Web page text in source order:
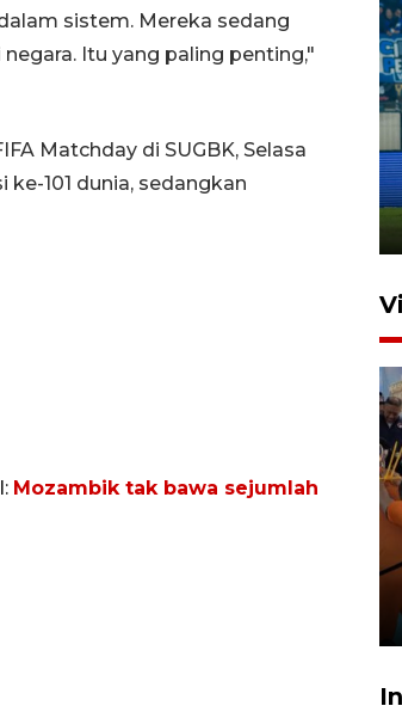
sistem. Mereka sedang
Itu yang paling penting,"
Matchday di SUGBK, Selasa
101 dunia, sedangkan
Mozambik tak bawa sejumlah
latihan bela negara
manajerial SPPI di